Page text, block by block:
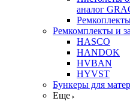
аналог
Ремкомплекты и
HASCO
HANDOK
HVBAN
HYVST
Бункеры для
Еще